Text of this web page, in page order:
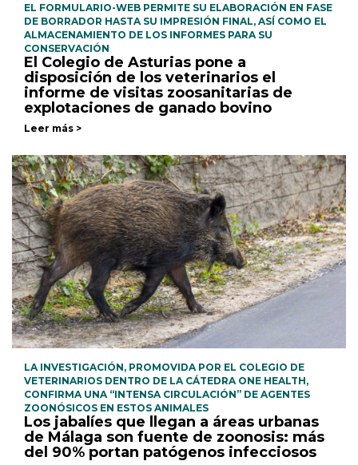
EL FORMULARIO-WEB PERMITE SU ELABORACIÓN EN FASE
DE BORRADOR HASTA SU IMPRESIÓN FINAL, ASÍ COMO EL
ALMACENAMIENTO DE LOS INFORMES PARA SU
CONSERVACIÓN
El Colegio de Asturias pone a
disposición de los veterinarios el
informe de visitas zoosanitarias de
explotaciones de ganado bovino
Leer más >
LA INVESTIGACIÓN, PROMOVIDA POR EL COLEGIO DE
VETERINARIOS DENTRO DE LA CÁTEDRA ONE HEALTH,
CONFIRMA UNA “INTENSA CIRCULACIÓN” DE AGENTES
ZOONÓSICOS EN ESTOS ANIMALES
Los jabalíes que llegan a áreas urbanas
de Málaga son fuente de zoonosis: más
del 90% portan patógenos infecciosos